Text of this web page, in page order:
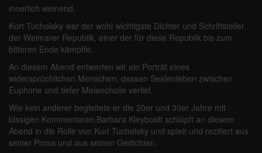
innerlich weinend.
Kurt Tucholsky war der wohl wichtigste Dichter und Schriftsteller
der Weimarer Republik, einer der für diese Republik bis zum
bitteren Ende kämpfte.
An diesem Abend entwerfen wir ein Porträt eines
widersprüchlichen Menschen, dessen Seelenleben zwischen
Euphorie und tiefer Melancholie verlief.
Wie kein anderer begleitete er die 20er und 30er Jahre mit
bissigen Kommentaren.Barbara Kleyboldt schlüpft an diesem
Abend in die Rolle von Kurt Tucholsky und spielt und rezitiert aus
seiner Prosa und aus seinen Gedichten.